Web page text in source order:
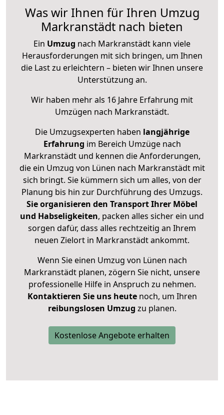
Was wir Ihnen für Ihren Umzug
Markranstädt nach bieten
Ein Umzug nach Markranstädt kann viele
Herausforderungen mit sich bringen, um Ihnen
die Last zu erleichtern – bieten wir Ihnen unsere
Unterstützung an.
Wir haben mehr als 16 Jahre Erfahrung mit
Umzügen nach Markranstädt.
Die Umzugsexperten haben langjährige
Erfahrung im Bereich Umzüge nach
Markranstädt und kennen die Anforderungen,
die ein Umzug von Lünen nach Markranstädt mit
sich bringt. Sie kümmern sich um alles, von der
Planung bis hin zur Durchführung des Umzugs.
Sie organisieren den Transport Ihrer Möbel
und Habseligkeiten, packen alles sicher ein und
sorgen dafür, dass alles rechtzeitig an Ihrem
neuen Zielort in Markranstädt ankommt.
Wenn Sie einen Umzug von Lünen nach
Markranstädt planen, zögern Sie nicht, unsere
professionelle Hilfe in Anspruch zu nehmen.
Kontaktieren Sie uns heutenoch, um Ihren
reibungslosen Umzug zu planen.
Kostenlose Angebote erhalten